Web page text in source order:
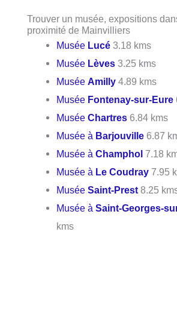
Trouver un musée, expositions
proximité de Mainvilliers
Musée Lucé 3.18 kms
Musée Lèves 3.25 kms
MuséeAmilly 4.89 kms
Musée Fontenay-sur-Eure
MuséeChartres 6.84 kms
Musée à Barjouville 6.87
Musée àChamphol 7.18
Musée à Le Coudray 7.95
MuséeSaint-Prest 8.25
Musée àSaint-Georges-
kms